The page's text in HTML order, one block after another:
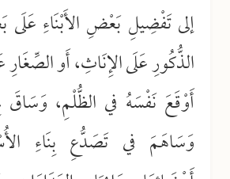
إلى تَفْضِيلِ بَعْضِ الأَبْنَاءِ
الذُّكُورِ عَلَى الإِنَاثِ، أَو الصِّغَارِ
أَوْقَعَ نَفْسَهُ في الظُّلْمِ، وَسَاقَ
وَسَاهَمَ في تَصَدُّعِ بِنَاءِ